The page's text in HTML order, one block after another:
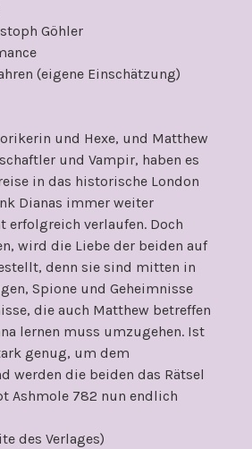
Göhler
(eigene Einschätzung)
und Hexe, und Matthew
und Vampir, haben es
in das historische London
Dianas immer weiter
erfolgreich verlaufen. Doch
wird die Liebe der beiden auf
denn sie sind mitten in
Spione und Geheimnisse
die auch Matthew betreffen
lernen muss umzugehen. Ist
genug, um dem
werden die beiden das Rätsel
Ashmole 782 nun endlich
des Verlages)